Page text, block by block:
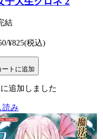
結
/¥825(税込)
ートに追加
追加しました
読み